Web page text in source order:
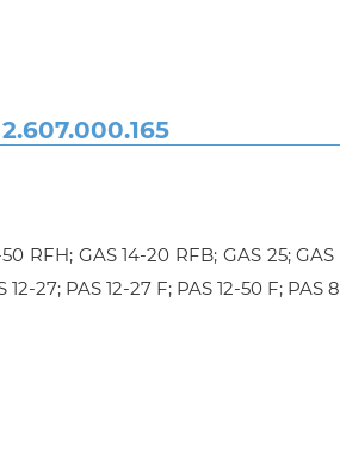
RFH; GAS 14-20 RFB; GAS 25; GAS
12-27; PAS 12-27 F; PAS 12-50 F; PAS